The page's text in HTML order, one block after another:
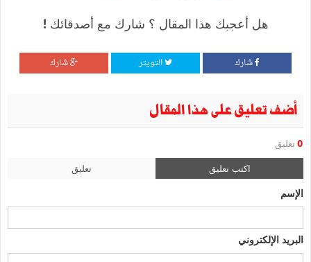
هل أعجبك هذا المقال ؟ شارك مع أصدقائك !
شارك التويتر شارك
أضف تعليق على هذا المقال
0 تعليق
اكتب تعليق تعليق
الإسم
البريد الإلكتروني